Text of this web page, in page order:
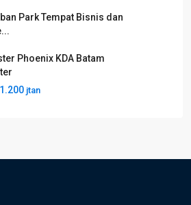
Park Tempat Bisnis dan
Phoenix KDA Batam
jtan